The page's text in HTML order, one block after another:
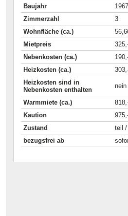
Baujahr
1967
Zimmerzahl
3
Wohnfläche (ca.)
Mietpreis
Nebenkosten (ca.)
Heizkosten (ca.)
Heizkosten sind in
Nebenkosten enthalten
nein
Warmmiete (ca.)
Kaution
Zustand
teil /
bezugsfrei ab